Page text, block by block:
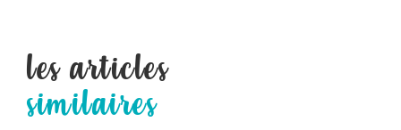
les articles
similaires